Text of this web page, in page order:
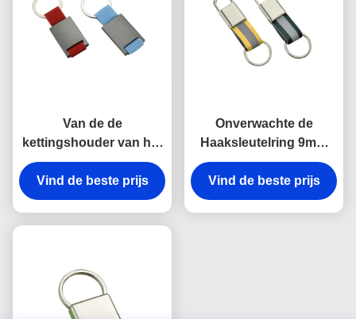
Van de de
kettingshouder van het
rechthoekmetaal de
Zeer belangrijke van de
de Lasergravure Gift
Vind de beste prijs
Onverwachte de
Haaksleutelring 9mm
van het riemmetaal Zeer
belangrijke de
Houdersherinneringen
Vind de beste prijs